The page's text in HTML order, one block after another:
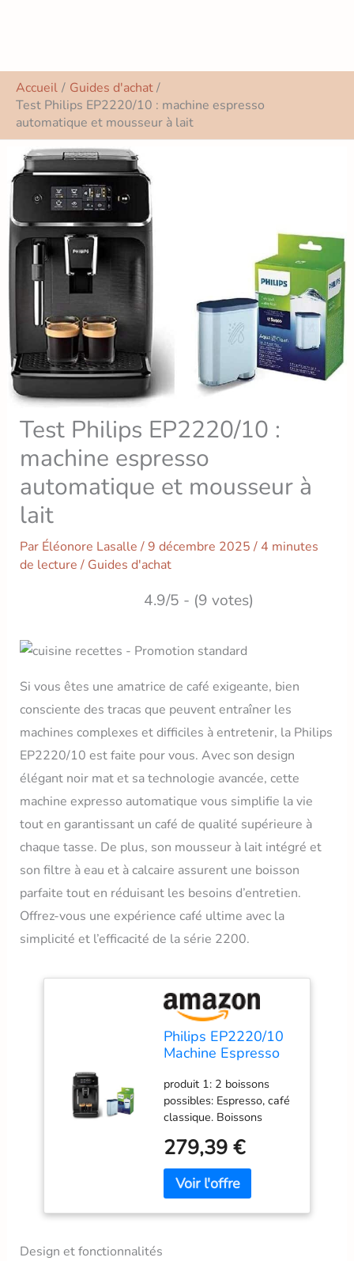
Accueil
Guides d'achat
Test Philips EP2220/10 : machine espresso
automatique et mousseur à lait
Test Philips EP2220/10 :
machine espresso
automatique et mousseur à
lait
Par Éléonore Lasalle /9 décembre 2025 / 4 minutes
de lecture / Guides d'achat
4.9/5 - (9 votes)
Si vous êtes une amatrice de café exigeante, bien
consciente des tracas que peuvent entraîner les
machines complexes et difficiles à entretenir, la Philips
EP2220/10 est faite pour vous. Avec son design
élégant noir mat et sa technologie avancée, cette
machine expresso automatique vous simplifie la vie
tout en garantissant un café de qualité supérieure à
chaque tasse. De plus, son mousseur à lait intégré et
son filtre à eau et à calcaire assurent une boisson
parfaite tout en réduisant les besoins d’entretien.
Offrez-vous une expérience café ultime avec la
simplicité et l’efficacité de la série 2200.
Philips EP2220/10
Machine Espresso
2200 Mousseur à
Lait Noir Mat & Filtre
à Eau et à calcaire
CA6903/10
produit 1: 2 boissons
possibles: Espresso, café
classique. Boissons
son mousseur à lait
classique produit 1:
Broyeur 100% en
céramique: café riche en
goût produit 1:
279,39 €
Design et fonctionnalités